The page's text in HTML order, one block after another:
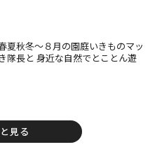
夏秋冬～８月の園庭いきものマッ
隊長と 身近な自然でとことん遊
見る